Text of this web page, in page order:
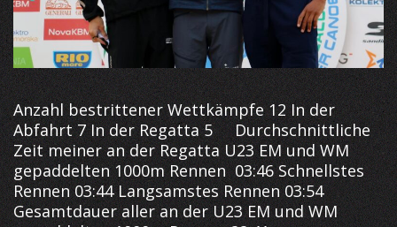
Anzahl bestrittener Wettkämpfe 12 In der
Abfahrt 7 In der Regatta 5 Durchschnittliche
Zeit meiner an der Regatta U23 EM und WM
gepaddelten 1000m Rennen 03:46 Schnellstes
Rennen 03:44 Langsamstes Rennen 03:54
Gesamtdauer aller an der U23 EM und WM